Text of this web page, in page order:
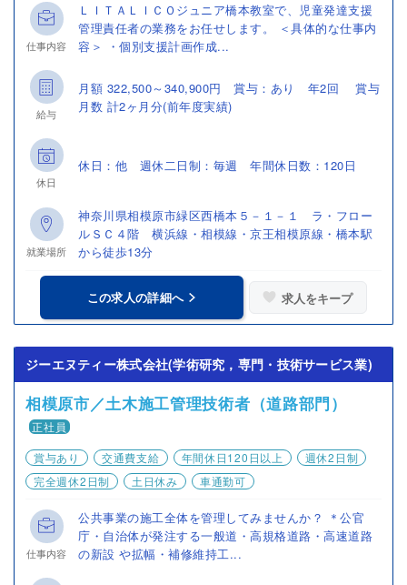
仕事内容
ＬＩＴＡＬＩＣＯジュニア橋本教室で、児童発達支援
管理責任者の業務をお任せします。 ＜具体的な仕事内
容＞ ・個別支援計画作成...
給与
月額 322,500～340,900円 賞与：あり 年2回 賞与
月数 計2ヶ月分(前年度実績)
休日
休日：他 週休二日制：毎週 年間休日数：120日
就業場所
神奈川県相模原市緑区西橋本５－１－１ ラ・フロー
ルＳＣ４階 横浜線・相模線・京王相模原線・橋本駅
から徒歩13分
この求人の詳細へ 求人をキープ
ジーエヌティー株式会社(学術研究，専門・技術サービス業)
相模原市／土木施工管理技術者（道路部門）
正社員
賞与あり
交通費支給 年間休日120日以上
週休2日制
完全週休2日制
土日休み 車通勤可
仕事内容
公共事業の施工全体を管理してみませんか？ ＊公官
庁・自治体が発注する一般道・高規格道路・高速道路
の新設 や拡幅・補修維持工...